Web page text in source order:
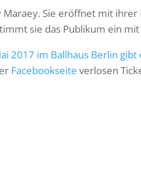
Maraey. Sie eröffnet mit
sie das Publikum ein
2017 im Ballhaus Berlin
Facebookseite verlosen